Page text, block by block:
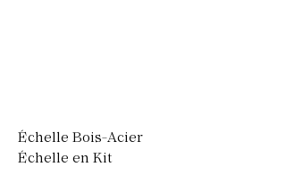
Échelle Bois-Acier
Échelle en Kit